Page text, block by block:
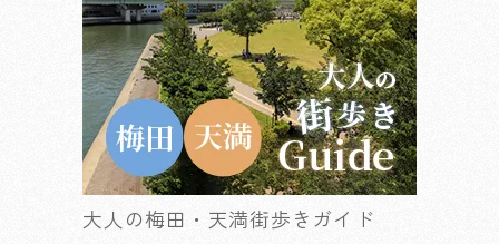
大人の梅田・天満街歩きガイド